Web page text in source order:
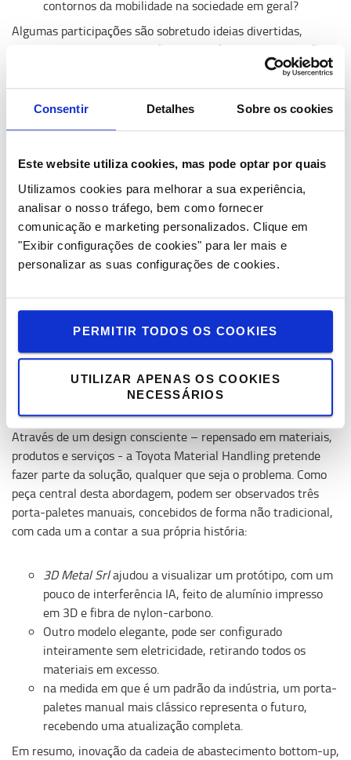
Consentir Detalhes Sobre os cookies
Este website utiliza cookies, mas pode optar por quais
Utilizamos cookies para melhorar a sua experiência,
analisar o nosso tráfego, bem como fornecer
comunicação e marketing personalizados. Clique em
"Exibir configurações de cookies" para ler mais e
personalizar as suas configurações de cookies.
PERMITIR TODOS OS COOKIES
UTILIZAR APENAS OS COOKIES
NECESSÁRIOS
contornos da mobilidade na sociedade em geral?
Algumas participações são sobretudo ideias divertidas,
enquanto outras contribuições se aprofundam em questões
sociais, para descoberta e reflexão dos visitantes. Mais de
900 pessoas de mais de 50 países, mostraram interesse no
concurso. 160 submeteram o seu conceito de design com
Material Handling Europe, "Isto significou que o júri teve de
fazer um grande esforço antes de selecionar 10 finalistas em
três categorias: interface do utilizador, design de produto e
design de inovação de negócio".
O concurso está a decorrer há dez anos e de uma pequena
iniciativa sueca local, cresceu para um concurso global que
esforços de colaboração com faculdades de design,
contínuo da empresa e para compreender o que o mundo e os
clientes necessitam.
Através de um design consciente – repensado em materiais,
produtos e serviços - a Toyota Material Handling pretende
fazer parte da solução, qualquer que seja o problema. Como
peça central desta abordagem, podem ser observados três
porta-paletes manuais, concebidos de forma não tradicional,
com cada um a contar a sua própria história:
3D Metal Srlajudou a visualizar um protótipo, com um
pouco de interferência IA, feito de alumínio impresso
em 3D e fibra de nylon-carbono.
Outro modelo elegante, pode ser configurado
inteiramente sem eletricidade, retirando todos os
materiais em excesso.
na medida em que é um padrão da indústria, um porta-
paletes manual mais clássico representa o futuro,
recebendo uma atualização completa.
Em resumo, inovação da cadeia de abastecimento bottom-up,